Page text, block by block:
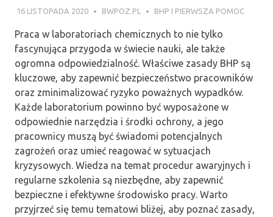
16 LISTOPADA 2020 BWPOZ.PL BHP I PIERWSZA POMOC
Praca w laboratoriach chemicznych to nie tylko
fascynująca przygoda w świecie nauki, ale także
ogromna odpowiedzialność. Właściwe zasady BHP są
kluczowe, aby zapewnić bezpieczeństwo pracowników
oraz zminimalizować ryzyko poważnych wypadków.
Każde laboratorium powinno być wyposażone w
odpowiednie narzędzia i środki ochrony, a jego
pracownicy muszą być świadomi potencjalnych
zagrożeń oraz umieć reagować w sytuacjach
kryzysowych. Wiedza na temat procedur awaryjnych i
regularne szkolenia są niezbędne, aby zapewnić
bezpieczne i efektywne środowisko pracy. Warto
przyjrzeć się temu tematowi bliżej, aby poznać zasady,